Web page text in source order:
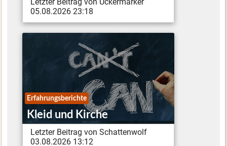
05.08.2026 23:18
Erfahrungsberichte
Kleid und Kirche
Letzter Beitrag von Schattenwolf
03.08.2026 13:12